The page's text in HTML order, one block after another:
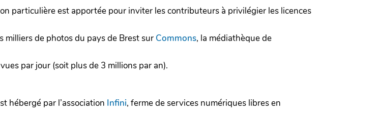
particulière est apportée pour inviter les contributeurs à privilégier les licences
milliers de photos du pays de Brest sur Commons, la médiathèque de
par jour (soit plus de 3 millions par an).
hébergé par l’association Infini, ferme de services numériques libres en